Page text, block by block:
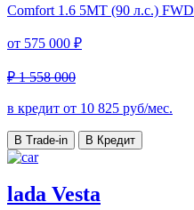
Comfort 1.6 5MT (90 л.с.) FWD
от 575 000 ₽
₽ 1 558 000
в кредит от 10 825 руб/мес.
В Trade-in В Кредит
lada Vesta